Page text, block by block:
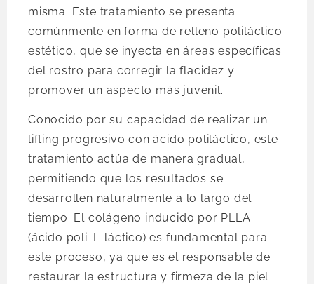
misma. Este tratamiento se presenta
comúnmente en forma de relleno poliláctico
estético, que se inyecta en áreas específicas
del rostro para corregir la flacidez y
promover un aspecto más juvenil.
Conocido por su capacidad de realizar un
lifting progresivo con ácido poliláctico, este
tratamiento actúa de manera gradual,
permitiendo que los resultados se
desarrollen naturalmente a lo largo del
tiempo. El colágeno inducido por PLLA
(ácido poli-L-láctico) es fundamental para
este proceso, ya que es el responsable de
restaurar la estructura y firmeza de la piel